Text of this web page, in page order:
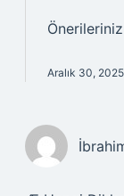
Önerileriniz
Aralık 30, 2025